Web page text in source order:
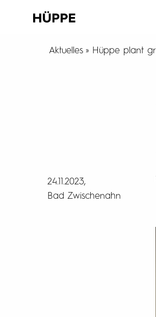
Aktuelles Hüppe plant
24.11.2023
Bad Zwischenahn